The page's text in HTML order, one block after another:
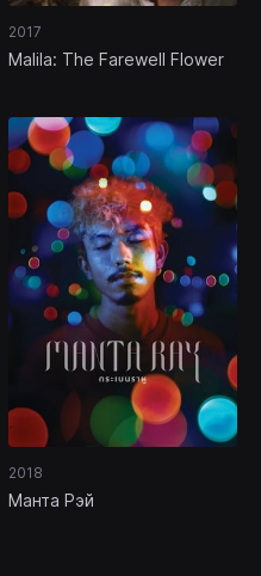
2017
Malila: The Farewell Flower
2018
Манта Рэй